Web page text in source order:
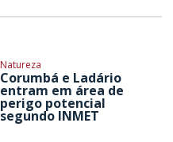
Natureza
Corumbá e Ladário
entram em área de
perigo potencial
segundo INMET